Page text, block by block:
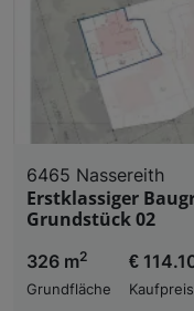
6465 Nassereith
Erstklassiger
Grundstück 02
326 m2
Grundfläche
€
Kaufpreis